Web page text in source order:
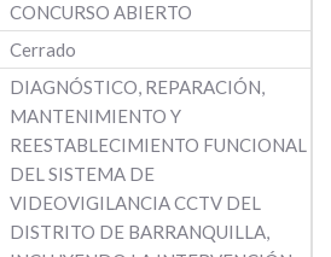
CONCURSO ABIERTO
Cerrado
DIAGNÓSTICO, REPARACIÓN,
MANTENIMIENTO Y
REESTABLECIMIENTO FUNCIONAL
DEL SISTEMA DE
VIDEOVIGILANCIA CCTV DEL
DISTRITO DE BARRANQUILLA,